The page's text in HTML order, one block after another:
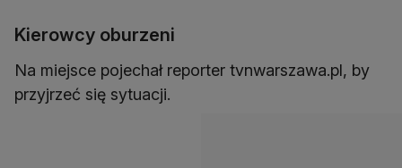
Kierowcy oburzeni
Na miejsce pojechał reporter tvnwarszawa.pl, by
przyjrzeć się sytuacji.